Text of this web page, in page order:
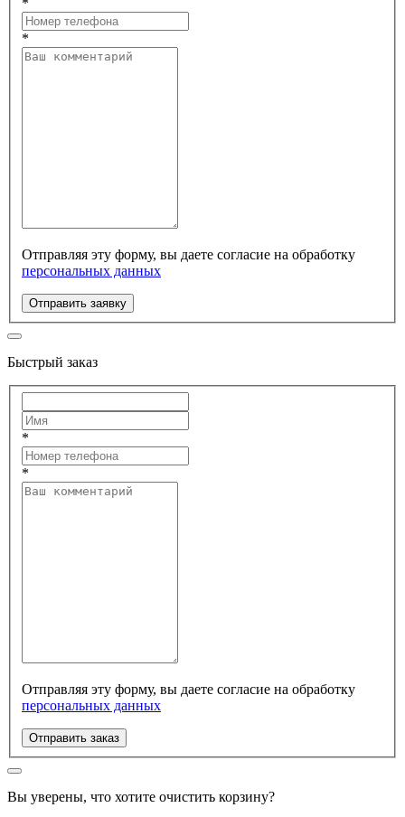
*
*
Отправляя эту форму, вы даете согласие на обработку
персональных данных
Отправить заявку
Быстрый заказ
*
*
Отправляя эту форму, вы даете согласие на обработку
персональных данных
Отправить заказ
Вы уверены, что хотите очистить корзину?